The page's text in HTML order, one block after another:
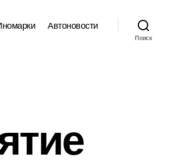
Автоновости
Поиск